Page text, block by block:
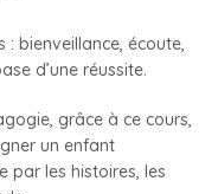
bienveillance, écoute,
d’une réussite.
grâce à ce cours,
un enfant
par les histoires, les